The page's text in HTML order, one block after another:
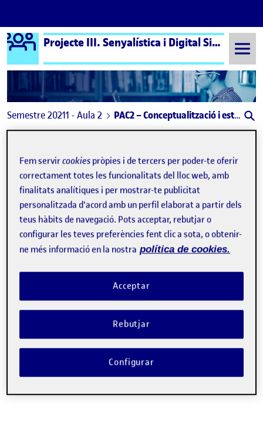
Saltar al contingut
Logo Ágora Projecte III. Senyalística i Digital Signage aula 2
Semestre 20211 - Aula 2 PAC2 – Conceptualització i estratègia – Pol Puertas Gallart
Publicat perPAC2 – Conceptualització i
Publicat per
Pol Puertas Gallart
Visibilitat:
Públic -Data de publicació
27 Oct. 2021-comentariel PAC2 – Conceptualització i estratègia
PAC2 – Conceptualització i estratègia – Pol Puertas Gallart
Fem servircookies pròpies i de tercers per poder-te oferir
correctament totes les funcionalitats del lloc web, amb
finalitats analítiques i per mostrar-te publicitat
personalitzada d'acord amb un perfil elaborat a partir dels
teus hàbits de navegació. Pots acceptar, rebutjar o
configurar les teves preferències fent clic a sota, o obtenir-
ne més informació en la nostra política de cookies.
Rebutjar
Acceptar
Configurar